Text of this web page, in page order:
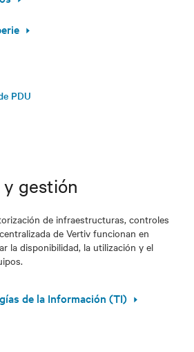
PDU
gestión
de infraestructuras, controles
de Vertiv funcionan en
la disponibilidad, la utilización y el
de la Información (TI)